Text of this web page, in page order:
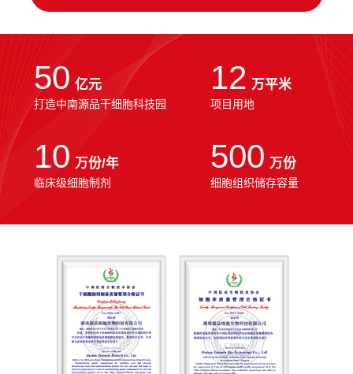
50 亿元
打造中南源品干细胞科技园
12 万平米
项目用地
10 万份/年
临床级细胞制剂
500 万份
细胞组织储存容量